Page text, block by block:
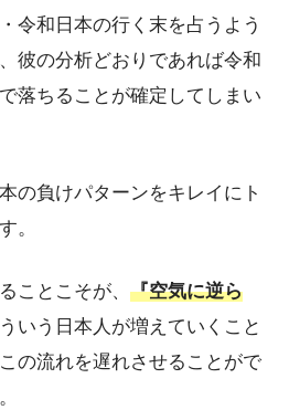
令和日本の行く末を占うよう
彼の分析どおりであれば令和
落ちることが確定してしまい
の負けパターンをキレイにト
。
ことこそが、 『空気に逆ら
いう日本人が増えていくこと
の流れを遅れさせることがで